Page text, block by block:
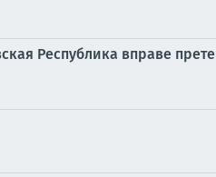
Республика вправе